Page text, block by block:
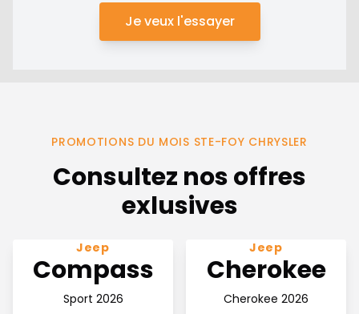
Je veux l'essayer
PROMOTIONS DU MOIS STE-FOY CHRYSLER
Consultez nos offres
exlusives
Voir l'offre 32 864$ Prix de vente + tx
Jeep
Compass
Sport 2026
Voir l'offre 45,670$ Prix de
Jeep
Cherokee
Cherokee 2026